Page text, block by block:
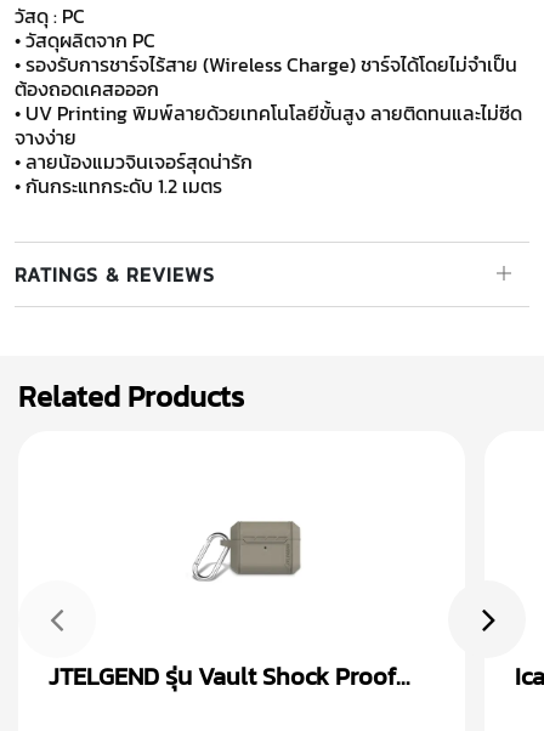
วัสดุ : PC
• วัสดุผลิตจาก PC
• รองรับการชาร์จไร้สาย (Wireless Charge) ชาร์จได้โดยไม่จำเป็น
ต้องถอดเคสอออก
• UV Printing พิมพ์ลายด้วยเทคโนโลยีขั้นสูง ลายติดทนและไม่ซีด
จางง่าย
• ลายน้องแมวจินเจอร์สุดน่ารัก
• กันกระแทกระดับ 1.2 เมตร
RATINGS & REVIEWS
Related Products
JTELGEND รุ่น Vault Shock Proof